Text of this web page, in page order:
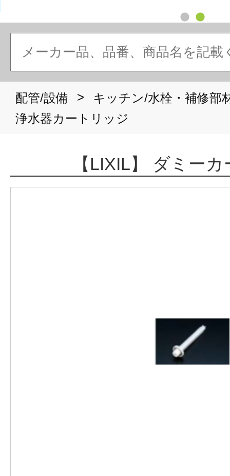
配管/設備 >
キッチン/水栓・補修部
浄水器カートリッジ
【LIXIL】 ダミー